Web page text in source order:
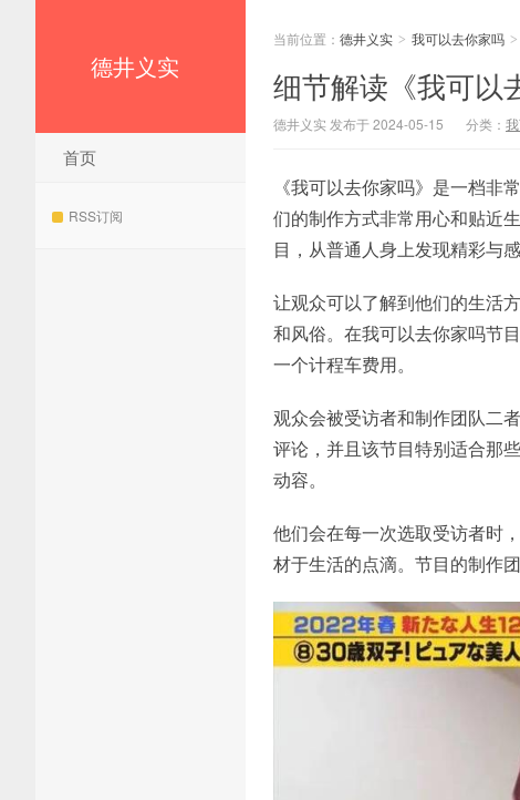
德井义实
首页
RSS订阅
当前位置： 德井义实 > 我可以去你家吗 >
细节解读《我可以
德井义实 发布于 2024-05-15 分类：
《我可以去你家吗》是一档
们的制作方式非常用心和贴近
目，从普通人身上发现精彩与感
让观众可以了解到他们的生活
和风俗。在我可以去你家吗节
一个计程车费用。
观众会被受访者和制作团队二
评论，并且该节目特别适合那
动容。
他们会在每一次选取受访者时
材于生活的点滴。节目的制作